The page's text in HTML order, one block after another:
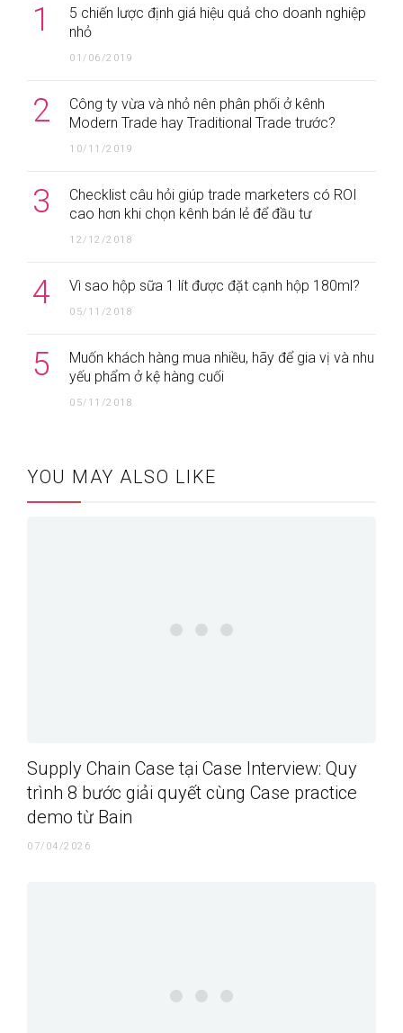
1
5 chiến lược định giá hiệu quả cho doanh nghiệp
nhỏ
01/06/2019
2
Công ty vừa và nhỏ nên phân phối ở kênh
Modern Trade hay Traditional Trade trước?
10/11/2019
3
Checklist câu hỏi giúp trade marketers có ROI
cao hơn khi chọn kênh bán lẻ để đầu tư
12/12/2018
4 Vì sao hộp sữa 1 lít được đặt cạnh hộp 180ml?
05/11/2018
5
Muốn khách hàng mua nhiều, hãy để gia vị và nhu
yếu phẩm ở kệ hàng cuối
05/11/2018
YOU MAY ALSO LIKE
Supply Chain Case tại Case Interview: Quy
trình 8 bước giải quyết cùng Case practice
demo từ Bain
07/04/2026